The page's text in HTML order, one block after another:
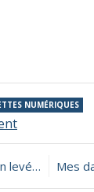
NUMÉRIQUES
on
des
tablettes
à réaliser